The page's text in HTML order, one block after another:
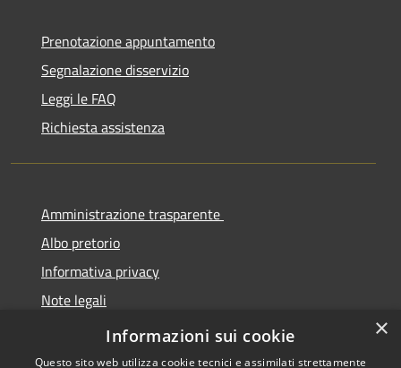
Prenotazione appuntamento
Segnalazione disservizio
Leggi le FAQ
Richiesta assistenza
Amministrazione trasparente
Albo pretorio
Informativa privacy
Note legali
Dichiarazione di accessibilità
×
Informazioni sui cookie
Questo sito web utilizza cookie tecnici e assimilati strettamente